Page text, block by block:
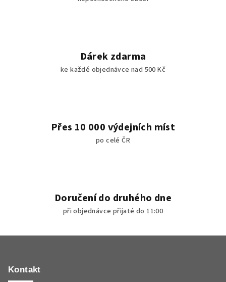
r
ý
p
Dárek zdarma
ke každé objednávce nad 500 Kč
Přes 10 000 výdejních míst
po celé ČR
Doručení do druhého dne
při objednávce přijaté do 11:00
Kontakt